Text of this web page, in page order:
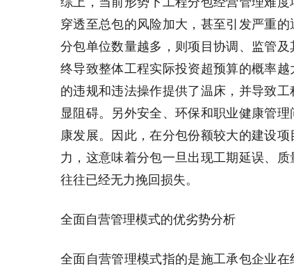
穿透至总包的风险加大，甚至引发严重
分包单位数量越多，则项目协调、监管
终导致整体工程实际投资超预算的概率
的违规和违法操作提供了温床，并导致
显阻碍。另外安全、环保和职业健康管
康发展。因此，在分包份额较大的建设
力，这意味着分包一旦出现工期延误、
往往已经无力挽回损失。
全面自营管理模式的优劣势分析
全面自营管理模式指的是施工承包企业